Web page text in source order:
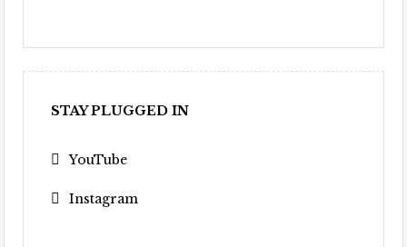
STAY PLUGGED IN
YouTube
Instagram